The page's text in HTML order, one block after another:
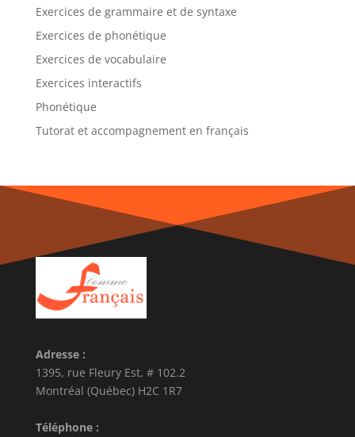
Exercices de grammaire et de syntaxe
Exercices de phonétique
Exercices de vocabulaire
Exercices interactifs
Phonétique
Tutorat et accompagnement en français
Adresse :
1395, rue Fleury Est, # 102.2
Montréal (Québec) H2C 1R7
Téléphone :